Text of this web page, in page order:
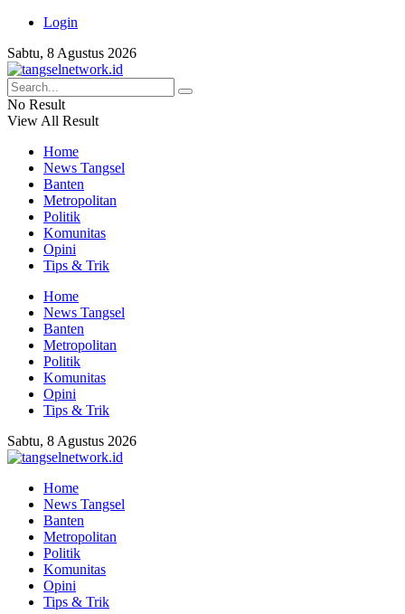
Login
Sabtu, 8 Agustus 2026
No Result
View All Result
Home
News Tangsel
Banten
Metropolitan
Politik
Komunitas
Opini
Tips & Trik
Home
News Tangsel
Banten
Metropolitan
Politik
Komunitas
Opini
Tips & Trik
Sabtu, 8 Agustus 2026
Home
News Tangsel
Banten
Metropolitan
Politik
Komunitas
Opini
Tips & Trik